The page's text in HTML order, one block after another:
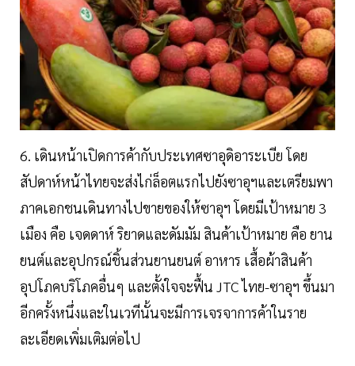
6. เดินหน้าเปิดการค้ากับประเทศซาอุดิอาระเบีย โดย
สัปดาห์หน้าไทยจะส่งไก่ล็อตแรกไปยังซาอุฯและเตรียมพา
ภาคเอกชนเดินทางไปขายของให้ซาอุฯ โดยมีเป้าหมาย 3
เมือง คือ เจดดาห์ ริยาดและดัมมัม สินค้าเป้าหมาย คือ ยาน
ยนต์และอุปกรณ์ชิ้นส่วนยานยนต์ อาหาร เสื้อผ้าสินค้า
อุปโภคบริโภคอื่นๆ และตั้งใจจะฟื้น JTC ไทย-ซาอุฯ ขึ้นมา
อีกครั้งหนึ่งและในเวทีนั้นจะมีการเจรจาการค้าในราย
ละเอียดเพิ่มเติมต่อไป